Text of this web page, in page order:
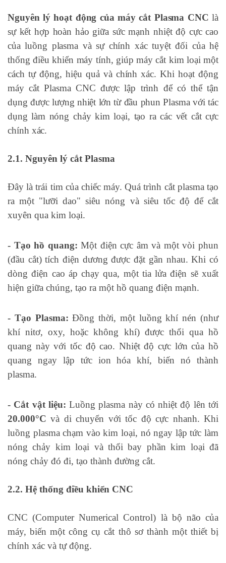
Nguyên lý hoạt động của máy cắt Plasma CNC là
sự kết hợp hoàn hảo giữa sức mạnh nhiệt độ cực cao
của luồng plasma và sự chính xác tuyệt đối của hệ
thống điều khiển máy tính, giúp máy cắt kim loại một
cách tự động, hiệu quả và chính xác. Khi hoạt động
máy cắt Plasma CNC được lập trình để có thể tận
dụng được lượng nhiệt lớn từ đầu phun Plasma với tác
dụng làm nóng chảy kim loại, tạo ra các vết cắt cực
chính xác.
2.1. Nguyên lý cắt Plasma
Đây là trái tim của chiếc máy. Quá trình cắt plasma tạo
ra một "lưỡi dao" siêu nóng và siêu tốc độ để cắt
xuyên qua kim loại.
- Tạo hồ quang: Một điện cực âm và một vòi phun
(đầu cắt) tích điện dương được đặt gần nhau. Khi có
dòng điện cao áp chạy qua, một tia lửa điện sẽ xuất
hiện giữa chúng, tạo ra một hồ quang điện mạnh.
- Tạo Plasma: Đồng thời, một luồng khí nén (như
khí nitơ, oxy, hoặc không khí) được thổi qua hồ
quang này với tốc độ cao. Nhiệt độ cực lớn của hồ
quang ngay lập tức ion hóa khí, biến nó thành
plasma.
- Cắt vật liệu: Luồng plasma này có nhiệt độ lên tới
20.000°C và di chuyển với tốc độ cực nhanh. Khi
luồng plasma chạm vào kim loại, nó ngay lập tức làm
nóng chảy kim loại và thổi bay phần kim loại đã
nóng chảy đó đi, tạo thành đường cắt.
2.2. Hệ thống điều khiển CNC
CNC (Computer Numerical Control) là bộ não của
máy, biến một công cụ cắt thô sơ thành một thiết bị
chính xác và tự động.